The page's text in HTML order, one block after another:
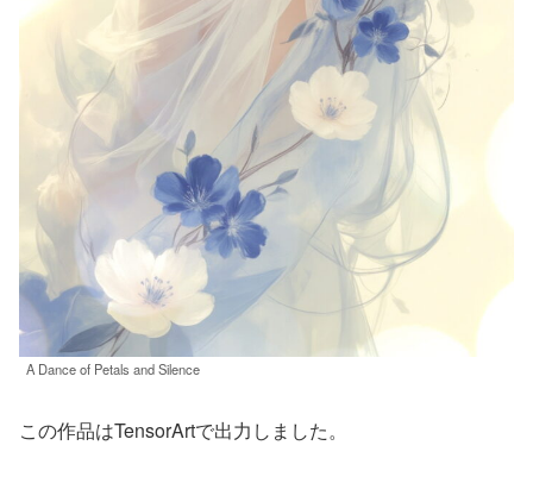
A Dance of Petals and Silence
この作品はTensorArtで出力しました。